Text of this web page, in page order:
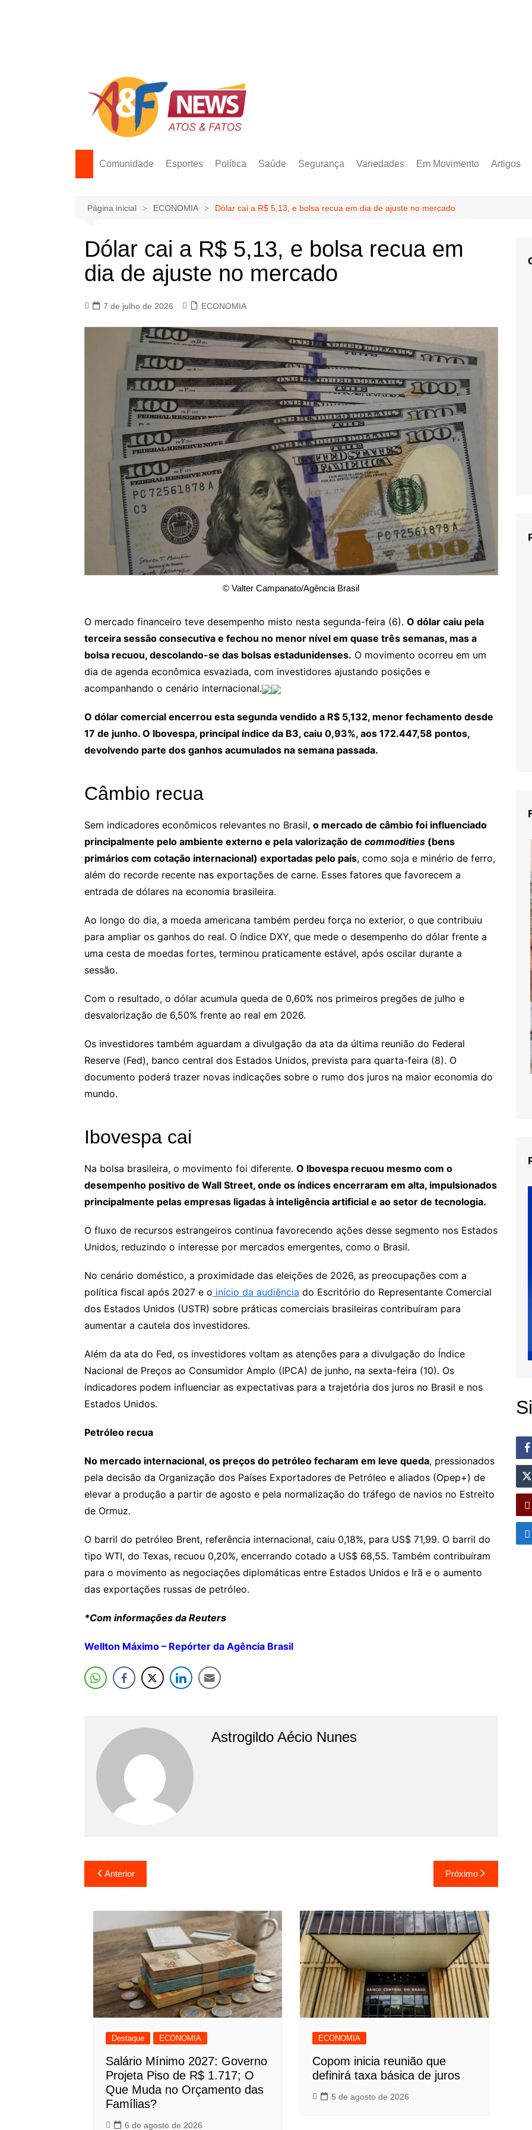
Comunidade Esportes Política Saúde Segurança Variedades Em Movimento Artigos
Página inicial ECONOMIA Dólar cai a R$ 5,13, e bolsa recua em dia de ajuste no mercado
Dólar cai a R$ 5,13, e bolsa recua em
dia de ajuste no mercado
7 de julho de 2026 ECONOMIA
© Valter Campanato/Agência Brasil
O mercado financeiro teve desempenho misto nesta segunda-feira (6). O dólar caiu pela
terceira sessão consecutiva e fechou no menor nível em quase três semanas, mas a
bolsa recuou, descolando-se das bolsas estadunidenses. O movimento ocorreu em um
dia de agenda econômica esvaziada, com investidores ajustando posições e
acompanhando o cenário internacional.
O dólar comercial encerrou esta segunda vendido a R$ 5,132, menor fechamento desde
17 de junho. O Ibovespa, principal índice da B3, caiu 0,93%, aos 172.447,58 pontos,
devolvendo parte dos ganhos acumulados na semana passada.
Câmbio recua
Sem indicadores econômicos relevantes no Brasil, o mercado de câmbio foi influenciado
principalmente pelo ambiente externo e pela valorização de commodities (bens
primários com cotação internacional) exportadas pelo país, como soja e minério de ferro,
além do recorde recente nas exportações de carne. Esses fatores que favorecem a
entrada de dólares na economia brasileira.
Ao longo do dia, a moeda americana também perdeu força no exterior, o que contribuiu
para ampliar os ganhos do real. O índice DXY, que mede o desempenho do dólar frente a
uma cesta de moedas fortes, terminou praticamente estável, após oscilar durante a
sessão.
Com o resultado, o dólar acumula queda de 0,60% nos primeiros pregões de julho e
desvalorização de 6,50% frente ao real em 2026.
Os investidores também aguardam a divulgação da ata da última reunião do Federal
Reserve (Fed), banco central dos Estados Unidos, prevista para quarta-feira (8). O
documento poderá trazer novas indicações sobre o rumo dos juros na maior economia do
mundo.
Ibovespa cai
Na bolsa brasileira, o movimento foi diferente. O Ibovespa recuou mesmo com o
desempenho positivo de Wall Street, onde os índices encerraram em alta, impulsionados
principalmente pelas empresas ligadas à inteligência artificial e ao setor de tecnologia.
O fluxo de recursos estrangeiros continua favorecendo ações desse segmento nos Estados
Unidos, reduzindo o interesse por mercados emergentes, como o Brasil.
No cenário doméstico, a proximidade das eleições de 2026, as preocupações com a
política fiscal após 2027 e o início da audiência do Escritório do Representante Comercial
dos Estados Unidos (USTR) sobre práticas comerciais brasileiras contribuíram para
aumentar a cautela dos investidores.
Além da ata do Fed, os investidores voltam as atenções para a divulgação do Índice
Nacional de Preços ao Consumidor Amplo (IPCA) de junho, na sexta-feira (10). Os
indicadores podem influenciar as expectativas para a trajetória dos juros no Brasil e nos
Estados Unidos.
Petróleo recua
No mercado internacional, os preços do petróleo fecharam em leve queda, pressionados
pela decisão da Organização dos Países Exportadores de Petróleo e aliados (Opep+) de
elevar a produção a partir de agosto e pela normalização do tráfego de navios no Estreito
de Ormuz.
O barril do petróleo Brent, referência internacional, caiu 0,18%, para US$ 71,99. O barril do
tipo WTI, do Texas, recuou 0,20%, encerrando cotado a US$ 68,55. Também contribuíram
para o movimento as negociações diplomáticas entre Estados Unidos e Irã e o aumento
das exportações russas de petróleo.
*Com informações da Reuters
Wellton Máximo – Repórter da Agência Brasil
Astrogildo Aécio Nunes
Navegação
de
Post
Anterior Próximo
Destaque ECONOMIA
Salário Mínimo 2027: Governo
Projeta Piso de R$ 1.717; O
Que Muda no Orçamento das
Famílias?
6 de agosto de 2026
ECONOMIA
Copom inicia reunião que
definirá taxa básica de juros
5 de agosto de 2026